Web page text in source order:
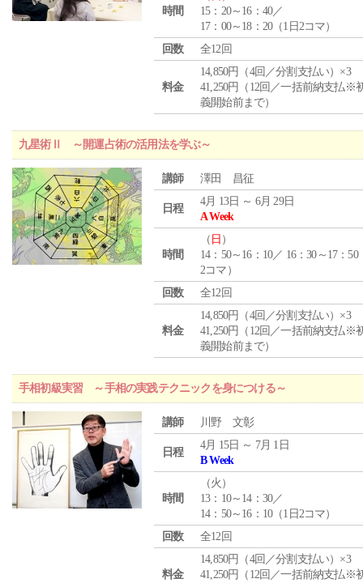
時間
15：20～16：40／
17：00～18：20（1日2コマ）
回数
全12回
料金
14,850円（4回／分割支払い）×3
41,250円（12回／一括前納支払※
義開始前まで）
九星術Ⅱ ～開運占術の活用法を学ぶ～
講師 澤田 昌征
日程
4月 13日 ～ 6月 29日
A Week
時間
（ 日 ）
14：50～16：10／ 16：30～17：50
2コマ）
回数
全12回
料金
14,850円（4回／分割支払い）×3
41,250円（12回／一括前納支払※
義開始前まで）
手相初級実習 ～手相の実践テクニックを身につける～
講師 川野 文彰
日程
4月 15日 ～ 7月 1日
B Week
時間
（火 ）
13：10～14：30／
14：50～16：10（1日2コマ）
回数
全12回
料金
14,850円（4回／分割支払い）×3
41,250円（12回／一括前納支払※